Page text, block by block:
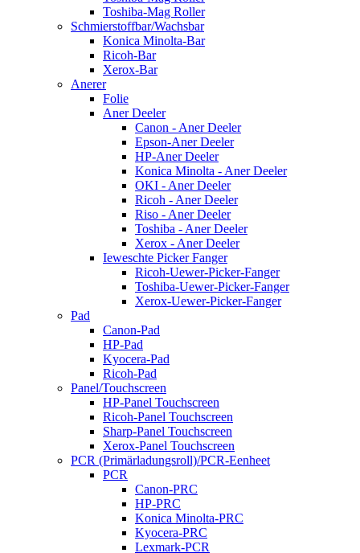
Toshiba-Mag Roller
Schmierstoffbar/Wachsbar
Konica Minolta-Bar
Ricoh-Bar
Xerox-Bar
Anerer
Folie
Aner Deeler
Canon - Aner Deeler
Epson-Aner Deeler
HP-Aner Deeler
Konica Minolta - Aner Deeler
OKI - Aner Deeler
Ricoh - Aner Deeler
Riso - Aner Deeler
Toshiba - Aner Deeler
Xerox - Aner Deeler
Ieweschte Picker Fanger
Ricoh-Uewer-Picker-Fanger
Toshiba-Uewer-Picker-Fanger
Xerox-Uewer-Picker-Fanger
Pad
Canon-Pad
HP-Pad
Kyocera-Pad
Ricoh-Pad
Panel/Touchscreen
HP-Panel Touchscreen
Ricoh-Panel Touchscreen
Sharp-Panel Touchscreen
Xerox-Panel Touchscreen
PCR (Primärladungsroll)/PCR-Eenheet
PCR
Canon-PRC
HP-PRC
Konica Minolta-PRC
Kyocera-PRC
Lexmark-PCR